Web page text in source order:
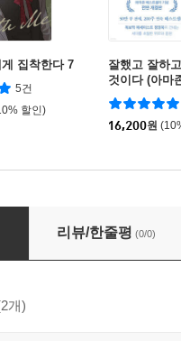
집착한다 7
5건
할인)
잘했고 잘하
것이다 (아마
기념 전면 개
16,200원
리뷰/한줄평 (0/0)
개)